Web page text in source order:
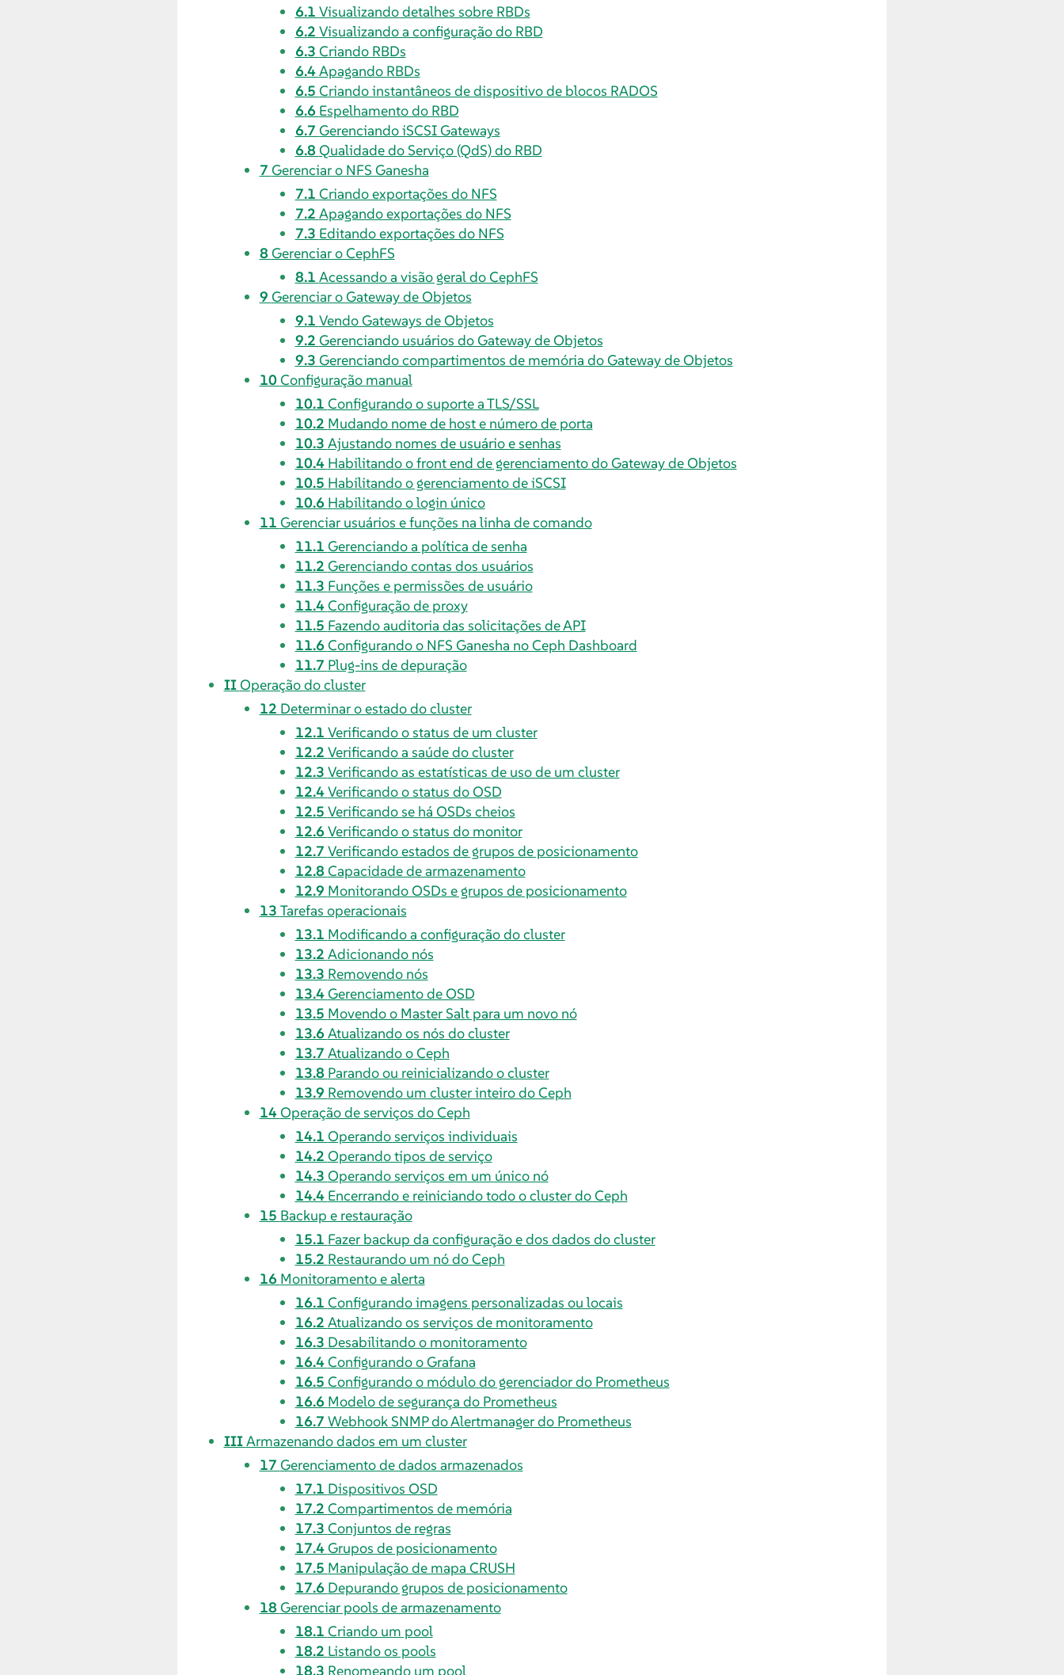
6.1 Visualizando detalhes sobre RBDs
6.2 Visualizando a configuração do RBD
6.3 Criando RBDs
6.4Apagando RBDs
6.5 Criando instantâneos de dispositivo de blocos RADOS
6.6 Espelhamento do RBD
6.7 Gerenciando iSCSI Gateways
6.8 Qualidade do Serviço (QdS) do RBD
7 Gerenciar o NFS Ganesha
7.1 Criando exportações do NFS
7.2 Apagando exportações do NFS
7.3 Editando exportações do NFS
8 Gerenciar o CephFS
8.1 Acessando a visão geral do CephFS
9 Gerenciar o Gateway de Objetos
9.1 Vendo Gateways de Objetos
9.2 Gerenciando usuários do Gateway de Objetos
9.3 Gerenciando compartimentos de memória do Gateway de Objetos
10Configuração manual
10.1 Configurando o suporte a TLS/SSL
10.2 Mudando nome de host e número de porta
10.3 Ajustando nomes de usuário e senhas
10.4 Habilitando o front end de gerenciamento do Gateway de Objetos
10.5 Habilitando o gerenciamento de iSCSI
10.6 Habilitando o login único
11 Gerenciar usuários e funções na linha de comando
11.1 Gerenciando a política de senha
11.2 Gerenciando contas dos usuários
11.3 Funções e permissões de usuário
11.4Configuração de proxy
11.5 Fazendo auditoria das solicitações de API
11.6 Configurando o NFS Ganesha no Ceph Dashboard
11.7 Plug-ins de depuração
IIOperação do cluster
12 Determinar o estado do cluster
12.1 Verificando o status de um cluster
12.2 Verificando a saúde do cluster
12.3 Verificando as estatísticas de uso de um cluster
12.4Verificando o status do OSD
12.5 Verificando se há OSDs cheios
12.6 Verificando o status do monitor
12.7 Verificando estados de grupos de posicionamento
12.8 Capacidade de armazenamento
12.9 Monitorando OSDs e grupos de posicionamento
13 Tarefas operacionais
13.1 Modificando a configuração do cluster
13.2 Adicionando nós
13.3 Removendo nós
13.4Gerenciamento de OSD
13.5 Movendo o Master Salt para um novo nó
13.6 Atualizando os nós do cluster
13.7 Atualizando o Ceph
13.8 Parando ou reinicializando o cluster
13.9 Removendo um cluster inteiro do Ceph
14Operação de serviços do Ceph
14.1 Operando serviços individuais
14.2 Operando tipos de serviço
14.3 Operando serviços em um único nó
14.4 Encerrando e reiniciando todo o cluster do Ceph
15 Backup e restauração
15.1 Fazer backup da configuração e dos dados do cluster
15.2 Restaurando um nó do Ceph
16 Monitoramento e alerta
16.1 Configurando imagens personalizadas ou locais
16.2 Atualizando os serviços de monitoramento
16.3 Desabilitando o monitoramento
16.4Configurando o Grafana
16.5 Configurando o módulo do gerenciador do Prometheus
16.6 Modelo de segurança do Prometheus
16.7 Webhook SNMP do Alertmanager do Prometheus
IIIArmazenando dados em um cluster
17 Gerenciamento de dados armazenados
17.1 Dispositivos OSD
17.2 Compartimentos de memória
17.3 Conjuntos de regras
17.4Grupos de posicionamento
17.5 Manipulação de mapa CRUSH
17.6 Depurando grupos de posicionamento
18 Gerenciar pools de armazenamento
18.1 Criando um pool
18.2 Listando os pools
18.3 Renomeando um pool